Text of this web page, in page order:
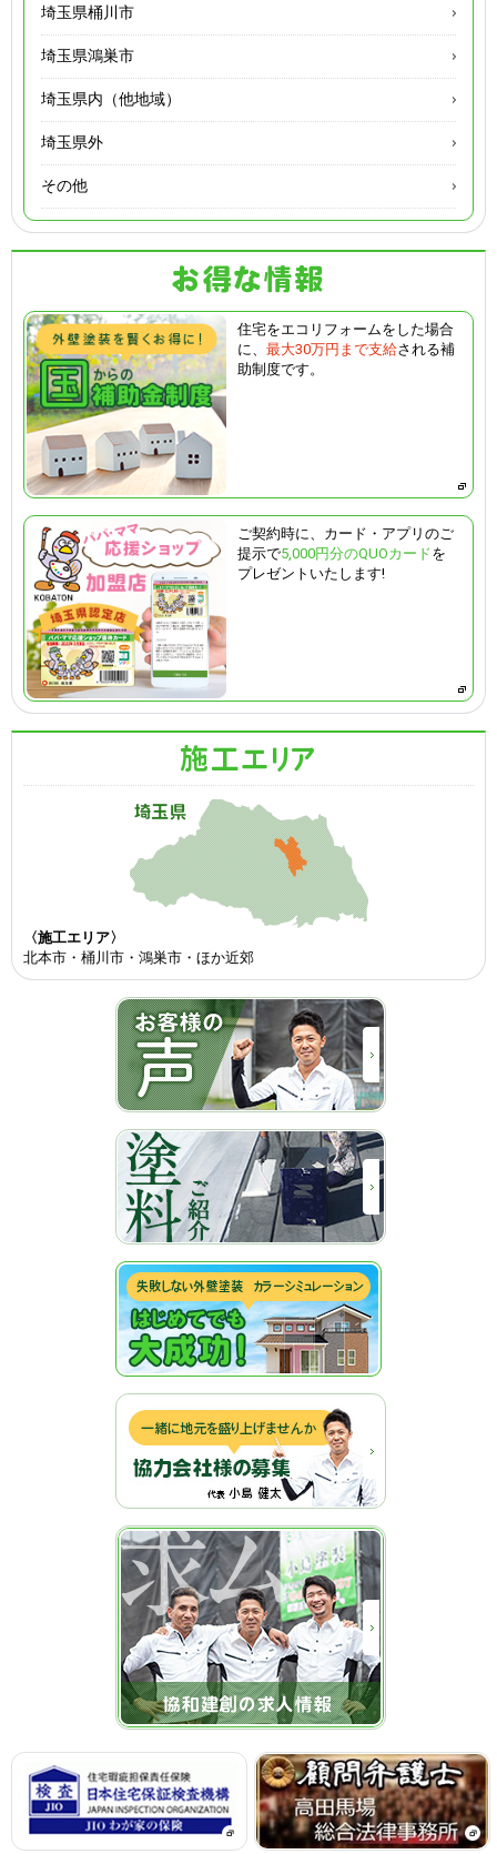
埼玉県桶川市
埼玉県鴻巣市
埼玉県内（他地域）
埼玉県外
その他
住宅をエコリフォームをした場合
に、 最大30万円まで支給される補
助制度です。
ご契約時に、カード・アプリのご
提示で5,000円分のQUOカードを
プレゼントいたします!
〈施工エリア〉
北本市・桶川市・鴻巣市・ほか近郊